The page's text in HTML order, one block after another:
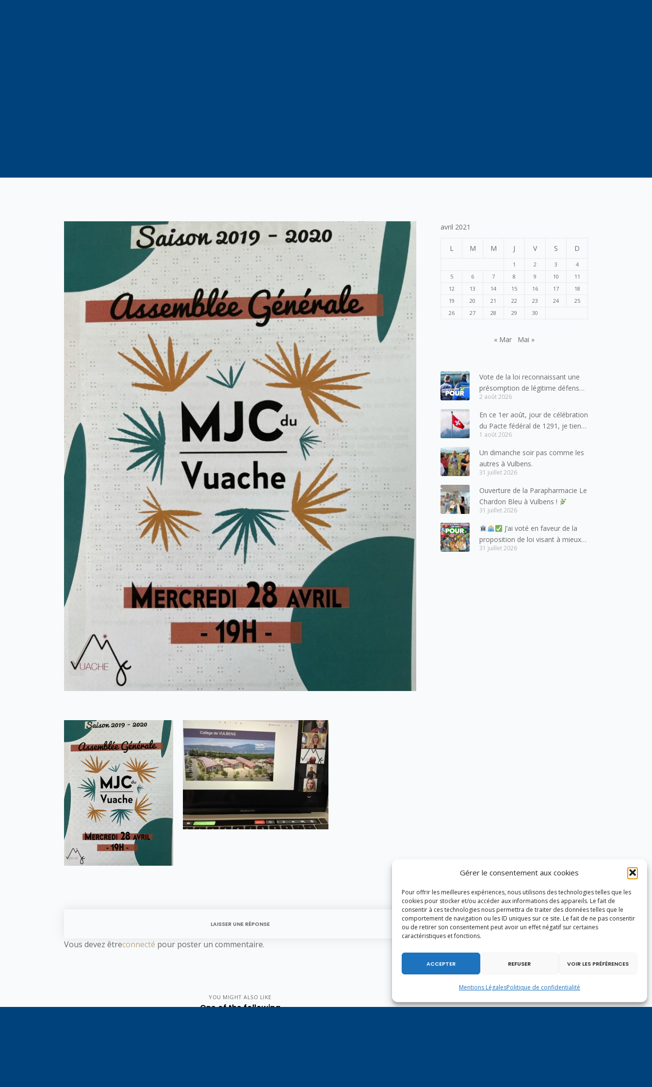
Gérer le consentement aux cookies
Pour offrir les meilleures expériences, nous utilisons des technologies telles que les
cookies pour stocker et/ou accéder aux informations des appareils. Le fait de
consentir à ces technologies nous permettra de traiter des données telles que le
comportement de navigation ou les ID uniques sur ce site. Le fait de ne pas consentir
ou de retirer son consentement peut avoir un effet négatif sur certaines
caractéristiques et fonctions.
ACCEPTER REFUSER VOIR LES PRÉFÉRENCES
Mentions LégalesPolitique de confidentialité
LAISSER UNE RÉPONSE
Vous devez êtreconnecté pour poster un commentaire.
YOU MIGHT ALSO LIKE
One of the following
avril 2021
L M M J V S D
1 2 3
4
5
6 7 8 9 10
11
12
13 14 15 16 17
18
19
20 21 22 23 24
25
26
27 28 29 30
« Mar Mai »
Vote de la loi reconnaissant une
présomption de légitime défense
pour les forces de l’ordre
2 août 2026
En ce 1er août, jour de célébration
du Pacte fédéral de 1291, je tiens
à adresser mes meilleures
salutations à nos voisins et amis
suisses, et plus particulièrement
aux habitants du bassin genevois
lesquels la Haute-Savoie
entretient des liens étroits et
quotidiens.
1 août 2026
Un dimanche soir pas comme les
autres à Vulbens.
31 juillet 2026
Ouverture de la Parapharmacie Le
Chardon Bleu à Vulbens !
31 juillet 2026
J’ai voté en faveur de la
proposition de loi visant à mieux
protéger les mineurs des risques
31 juillet 2026